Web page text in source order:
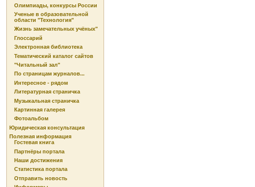
Олимпиады, конкурсы России
Ученые в образовательной
области "Технология"
Жизнь замечательных учёных"
Глоссарий
Электронная библиотека
Тематический каталог сайтов
"Читальный зал"
По страницам журналов...
Интересное - рядом
Литературная страничка
Музыкальная страничка
Картинная галерея
Фотоальбом
Юридическая консультация
Полезная информация
Гостевая книга
Партнёры портала
Наши достижения
Статистика портала
Отправить новость